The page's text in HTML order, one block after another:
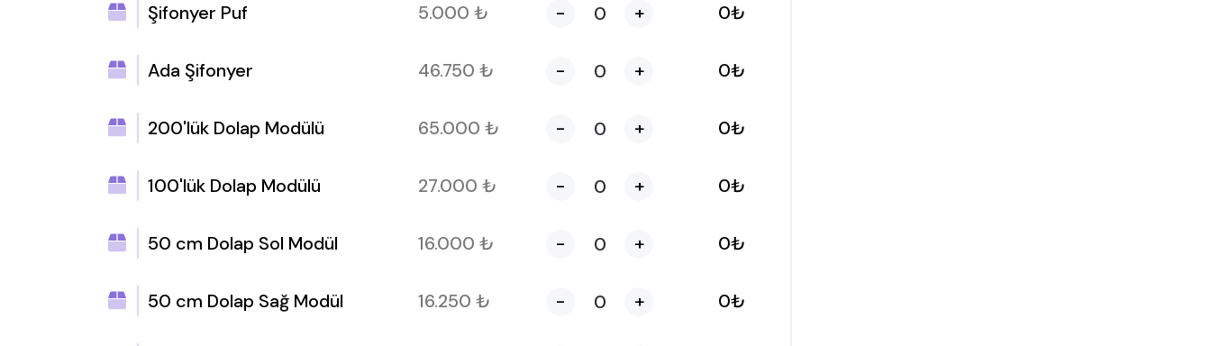
Şifonyer Puf 5.000 ₺ - + 0₺
Ada Şifonyer 46.750 ₺ - + 0₺
200'lük Dolap Modülü 65.000 ₺ - + 0₺
100'lük Dolap Modülü 27.000 ₺ - + 0₺
50 cm Dolap Sol Modül 16.000 ₺ - + 0₺
50 cm Dolap Sağ Modül 16.250 ₺ - + 0₺